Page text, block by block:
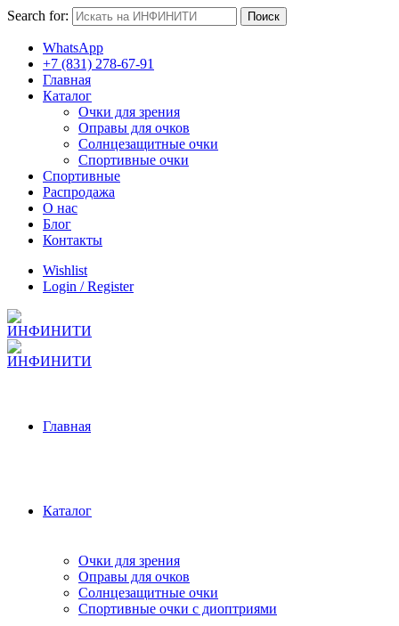
Search for: Поиск
WhatsApp
+7 (831) 278-67-91
Главная
Каталог
Очки для зрения
Оправы для очков
Солнцезащитные очки
Спортивные очки
Спортивные
Распродажа
О нас
Блог
Контакты
Wishlist
Login / Register
Главная
Каталог
Очки для зрения
Оправы для очков
Солнцезащитные очки
Спортивные очки с диоптриями